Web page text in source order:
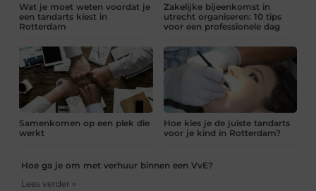
Wat je moet weten voordat je
een tandarts kiest in
Rotterdam
Zakelijke bijeenkomst in
utrecht organiseren: 10 tips
voor een professionele dag
Samenkomen op een plek die
werkt
Hoe kies je de juiste tandarts
voor je kind in Rotterdam?
Hoe ga je om met verhuur binnen een VvE?
Lees verder »